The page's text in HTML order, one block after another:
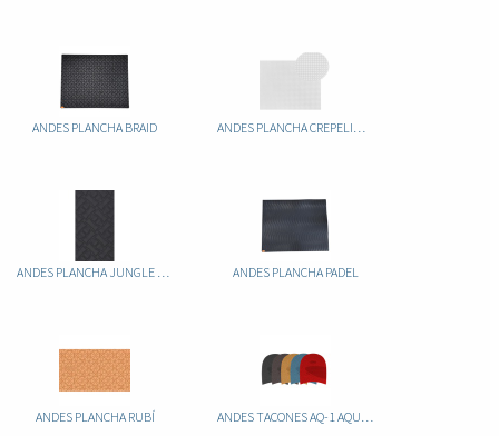
ANDES PLANCHA BRAID ANDES PLANCHA CREPELINA TOLEDO
ANDES PLANCHA JUNGLE 6MM ANDES PLANCHA PADEL
ANDES PLANCHA RUBÍ ANDES TACONES AQ-1 AQUAGRIP